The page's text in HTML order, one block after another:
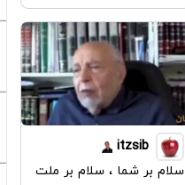
itzsib
سلام بر شما ، سلام بر ملت